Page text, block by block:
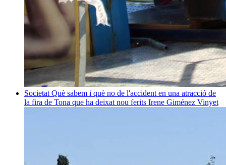
Societat Què sabem i què no de l'accident en una atracció de
la fira de Tona que ha deixat nou ferits Irene Giménez Vinyet